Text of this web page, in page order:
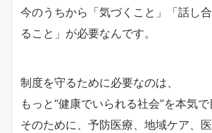
今のうちから「気づくこと」「話し
ること」が必要なんです。
制度を守るために必要なのは、
もっと“健康でいられる社会”を本気で
そのために、予防医療、地域ケア、